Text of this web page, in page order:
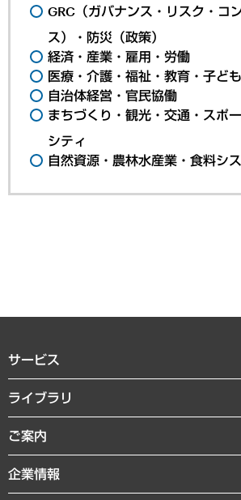
GRC（ガバナンス・リスク・コ
ス）・防災（政策）
経済・産業・雇用・労働
医療・介護・福祉・教育・子ども
自治体経営・官民協働
まちづくり・観光・交通・スポ
シティ
自然資源・農林水産業・食料シ
サービス
経営戦略
組織・人事戦略
デジタルイノベーション
ライブラリ
経済調査
レポート
コラム
ご案内
セミナー・イベント情報
MUFGビジネスセミナー
企業情報